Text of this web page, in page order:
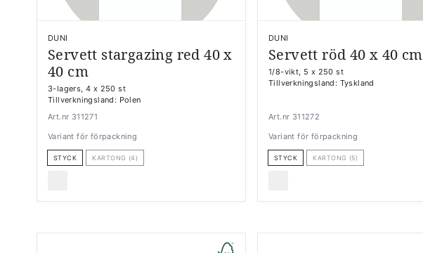
DUNI
Servett stargazing red 40 x
40 cm
3-lagers, 4 x 250 st
Tillverkningsland: Polen
Art.nr 311271
Variant för förpackning
STYCK KARTONG (4)
DUNI
Servett röd 40 x 40 cm
1/8-vikt, 5 x 250 st
Tillverkningsland: Tyskland
Art.nr 311272
Variant för förpackning
STYCK KARTONG (5)